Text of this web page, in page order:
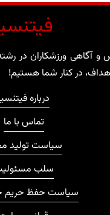
آگاهی ورزشکاران در
در کنار شما هستیم!
درباره
تماس با ما
سیاست تولید
سلب
سیاست حفظ